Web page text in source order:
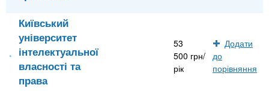
Київський
університет
інтелектуальної
власності та
права
53
500 грн/
рік
Додати
до
порівняння